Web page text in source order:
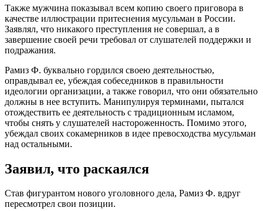
Также мужчина показывал всем копию своего приговора в
качестве иллюстрации притеснения мусульман в России.
Заявлял, что никакого преступления не совершал, а в
завершение своей речи требовал от слушателей поддержки и
подражания.
Рамиз Ф. буквально гордился своею деятельностью,
оправдывал ее, убеждая собеседников в правильности
идеологии организации, а также говорил, что они обязательно
должны в нее вступить. Манипулируя терминами, пытался
отождествить ее деятельность с традиционным исламом,
чтобы снять у слушателей настороженность. Помимо этого,
убеждал своих сокамерников в идее превосходства мусульман
над остальными.
Заявил, что раскаялся
Став фигурантом нового уголовного дела, Рамиз Ф. вдруг
пересмотрел свои позиции.